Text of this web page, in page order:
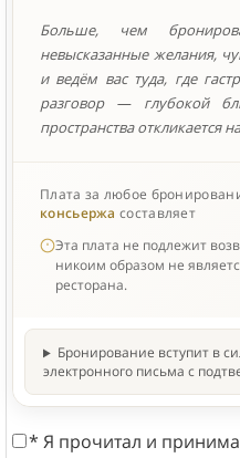
Больше, чем
невысказанные желания,
и ведём вас туда, где
разговор — глубокой
пространства откликается
Плата за любое
консьержа составляет
Эта плата не подлежит
никоим образом не
ресторана.
Бронирование вступит в
электронного письма с
* Я прочитал и